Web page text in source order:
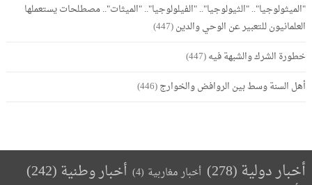
"الميثولوجيا".. "الثيولوجيا".. "الفيلولوجيا".. "الميثات".. مصطلحات يستعملها
العلمانيون للتعبير عن الوحي والدين(447)
خطورة الشرك والشبهة فيه(447)
أهل السنة وسط بين الروافض والخوارج(446)
أخبار دولية (278) أخبار مغاربية (4) أخبار وطنية(242)